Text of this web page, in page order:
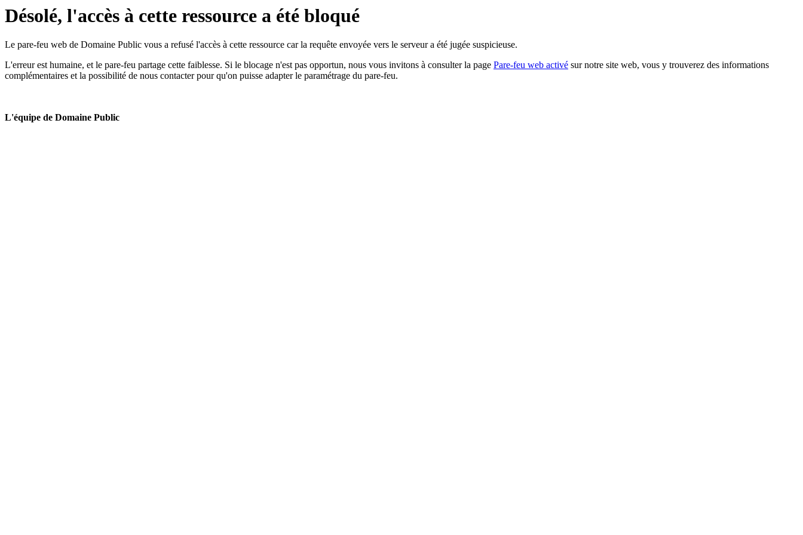
Désolé, l'accès à cette ressource a été bloqué
Le pare-feu web de Domaine Public vous a refusé l'accès à cette ressource car la requête envoyée vers le serveur a été jugée suspicieuse.
L'erreur est humaine, et le pare-feu partage cette faiblesse. Si le blocage n'est pas opportun, nous vous invitons à consulter la page Pare-feu web activé sur notre site web, vous y trouverez des informations
complémentaires et la possibilité de nous contacter pour qu'on puisse adapter le paramétrage du pare-feu.
L'équipe de Domaine Public